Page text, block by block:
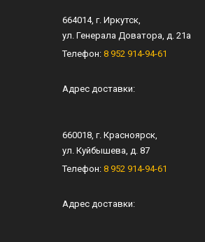
664014, г. Иркутск
ул. Генерала Доватора, д. 21а
Телефон: 8 952 914-94-61
Адрес доставки:
660018 , г. Красноярск
ул. Куйбышева, д. 87
Телефон: 8 952 914-94-61
Адрес доставки: